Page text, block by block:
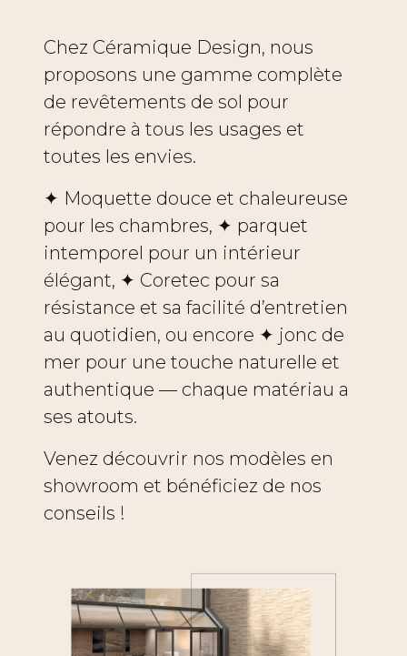
Chez Céramique Design, nous
proposons une gamme complète
de revêtements de sol pour
répondre à tous les usages et
toutes les envies.
✦ Moquette douce et chaleureuse
pour les chambres, ✦ parquet
intemporel pour un intérieur
élégant, ✦ Coretec pour sa
résistance et sa facilité d’entretien
au quotidien, ou encore ✦ jonc de
mer pour une touche naturelle et
authentique — chaque matériau a
ses atouts.
Venez découvrir nos modèles en
showroom et bénéficiez de nos
conseils !